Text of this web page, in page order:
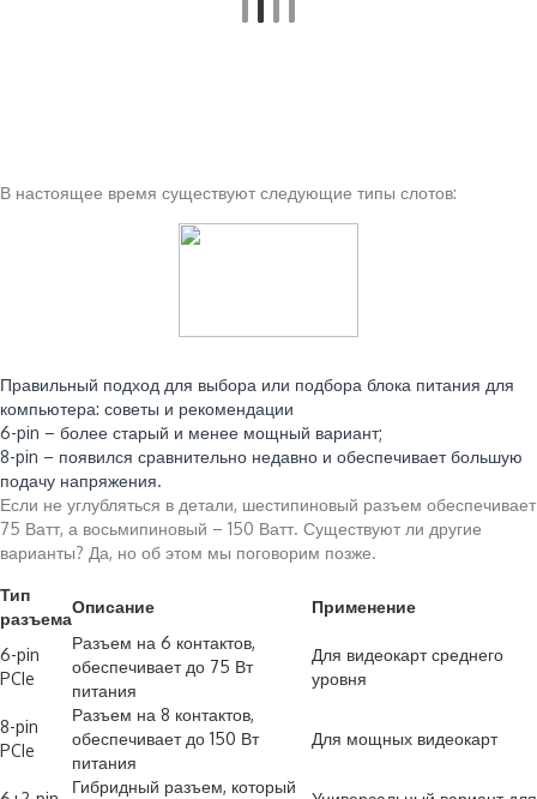
В настоящее время существуют следующие типы слотов:
Правильный подход для выбора или подбора блока питания для
компьютера: советы и рекомендации
6-pin – более старый и менее мощный вариант;
8-pin – появился сравнительно недавно и обеспечивает большую
подачу напряжения.
Если не углубляться в детали, шестипиновый разъем обеспечивает
75 Ватт, а восьмипиновый – 150 Ватт. Существуют ли другие
варианты? Да, но об этом мы поговорим позже.
Тип
разъема
Описание Применение
6-pin
PCIe
Разъем на 6 контактов,
обеспечивает до 75 Вт
питания
Для видеокарт среднего
уровня
8-pin
PCIe
Разъем на 8 контактов,
обеспечивает до 150 Вт
питания
Для мощных видеокарт
Гибридный разъем, который